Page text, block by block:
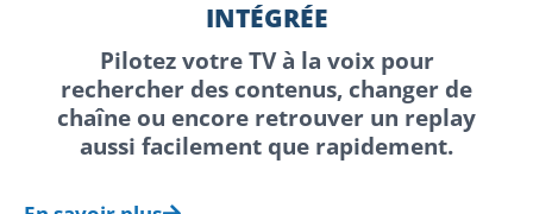
INTÉGRÉE
Pilotez votre TV à la voix pour
rechercher des contenus, changer de
chaîne ou encore retrouver un replay
aussi facilement que rapidement.